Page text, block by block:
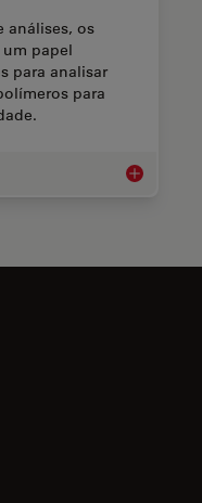
análises, os
papel
para analisar
para
Ciência dos